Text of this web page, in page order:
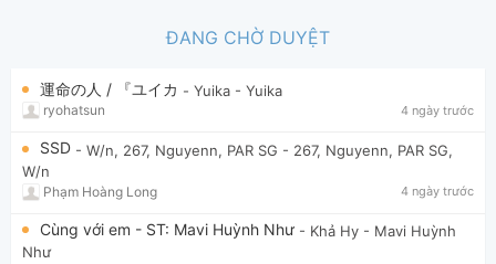
Tìm theo hợp âm
Tắt quảng cáo
ĐANG CHỜ DUYỆT
運命の人 / 『ユイカ - Yuika - Yuika
ryohatsun 4 ngày trước
SSD - W/n, 267, Nguyenn, PAR SG - 267, Nguyenn, PAR SG,
W/n
Phạm Hoàng Long 4 ngày trước
Cùng với em - ST: Mavi Huỳnh Như - Khả Hy - Mavi Huỳnh
Như